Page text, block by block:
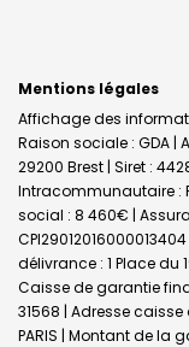
Mentions légales
Affichage des
Raison sociale : GDA |
29200 Brest | Siret :
Intracommunautaire :
social : 8 460€ |
délivrance : 1 Place du
Caisse de garantie
31568 | Adresse
PARIS | Montant de la